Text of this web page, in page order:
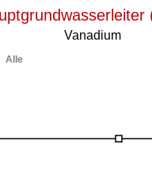
Vanadium
Alle